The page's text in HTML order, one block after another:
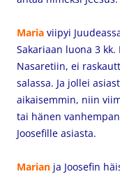
Maria viipyi
Sakariaan luona 3
Nasaretiin, ei
salassa. Ja jollei
aikaisemmin, niin
tai hänen
Joosefille asiasta.
Marian ja Joosefin